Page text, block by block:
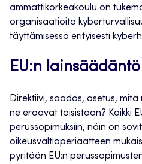
ammattikorkeakoulu on
organisaatioita
täyttämisessä erityisesti
EU:n lainsäädäntö
Direktiivi, säädös, asetus,
ne eroavat toisistaan? Kaikki
perussopimuksiin, näin on
oikeusvaltioperiaatteen
pyritään EU:n